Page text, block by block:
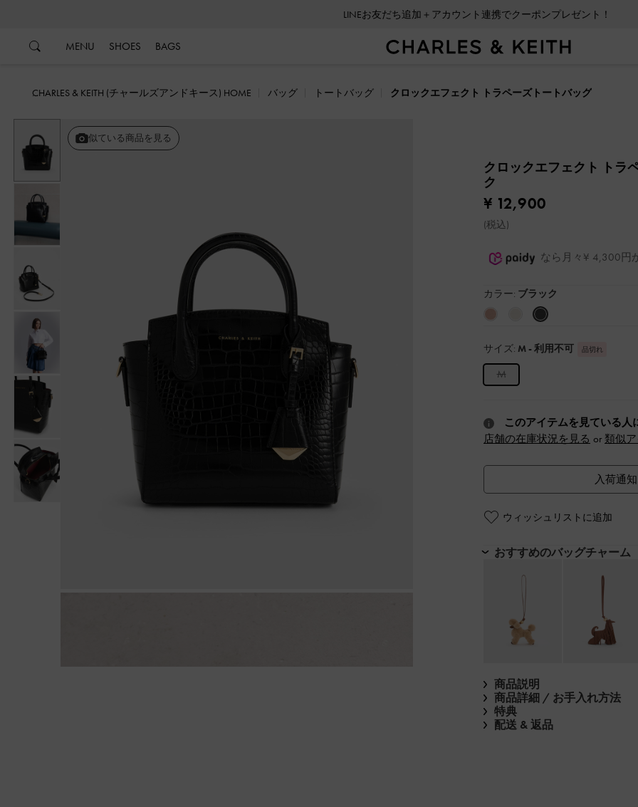
LINEお友だち追加＋アカウント連携でクーポンプレゼント！
MENU SHOES BAGS
CHARLES & KEITH (チャールズアンドキース) HOME バッグ トートバッグ クロックエフェクト トラペーズトートバッグ
似ている商品を見る
クロックエフェクト トラ
ク
¥ 12,900
(税込)
なら月々¥ 4,300円
カラー: ブラック
サイズ: M - 利用不可 品切れ
M
このアイテムを見ている人
店舗の在庫状況を見る or 類似
入荷通
ウィッシュリストに追加
おすすめのバッグチャーム
商品説明
商品詳細 / お手入れ方法
特典
配送 & 返品